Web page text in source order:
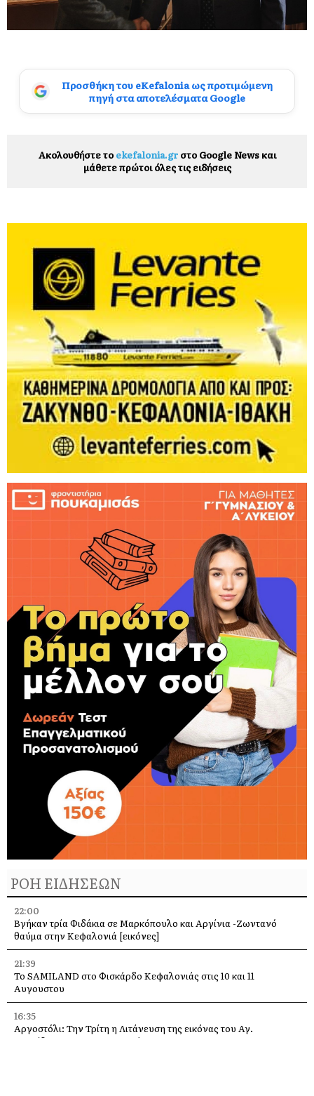
Προσθήκη του eKefalonia ως προτιμώμενη
πηγή στα αποτελέσματα Google
Ακολουθήστε το ekefalonia.grστο Google News και
μάθετε πρώτοι όλες τις ειδήσεις
ΡΟΗ ΕΙΔΗΣΕΩΝ
22:00
Βγήκαν τρία Φιδάκια σε Μαρκόπουλο και Αργίνια -Ζωντανό
θαύμα στην Κεφαλονιά [εικόνες]
21:39
Το SAMILAND στο Φισκάρδο Κεφαλονιάς στις 10 και 11
Αυγουστου
16:35
Αργοστόλι: Την Τρίτη η Λιτάνευση της εικόνας του Αγ.
Σπυρίδωνα για τους σεισμούς του 53